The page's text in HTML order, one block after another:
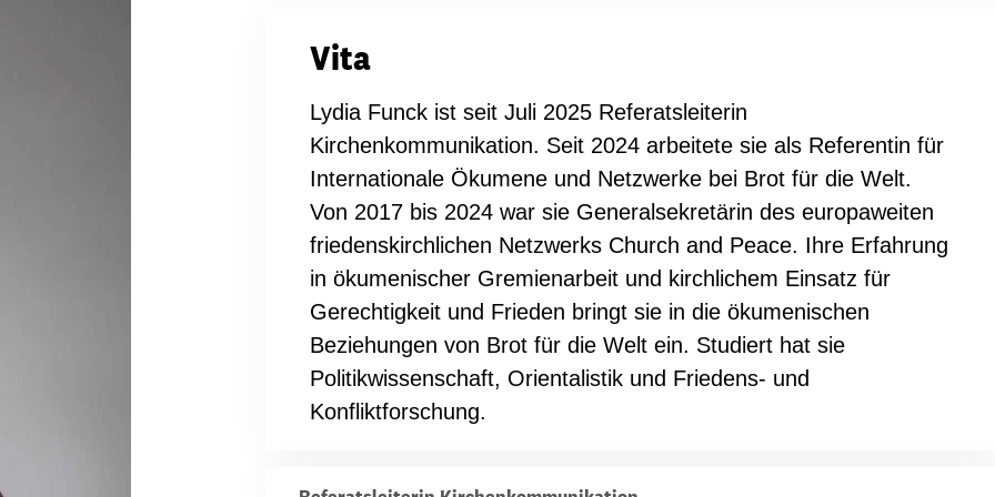
Frieden
Entwicklungszusammenarbeit
Zivilgesellschaft
Alle Themen
Gemeindematerial Fachpublikationen
Bildungsmaterial
Ehrenamt & Mitmachen
Regionale Kontakte
Gemeindematerial Fachpublikationen
Bildungsmaterial Projektmaterial
Vita
Lydia Funck ist seit Juli 2025 Referatsleiterin
Kirchenkommunikation. Seit 2024 arbeitete sie als Referentin für
Internationale Ökumene und Netzwerke bei Brot für die Welt.
Von 2017 bis 2024 war sie Generalsekretärin des europaweiten
friedenskirchlichen Netzwerks Church and Peace. Ihre Erfahrung
in ökumenischer Gremienarbeit und kirchlichem Einsatz für
Gerechtigkeit und Frieden bringt sie in die ökumenischen
Beziehungen von Brot für die Welt ein. Studiert hat sie
Politikwissenschaft, Orientalistik und Friedens- und
Konfliktforschung.